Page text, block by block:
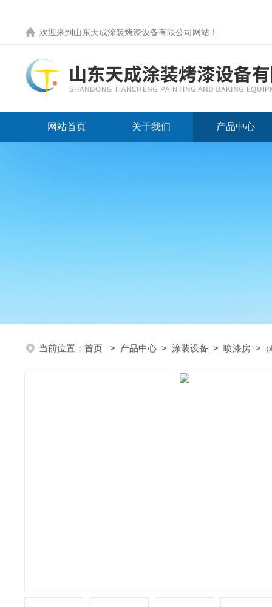
欢迎来到 山东天成涂装烤漆设备有限公司网站 ！
网站首页 关于我们 产品中心
当前位置： 首页 > 产品中心 > 涂装设备 > 喷漆房 >